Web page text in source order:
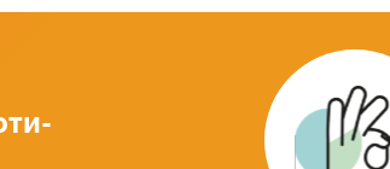
производителей